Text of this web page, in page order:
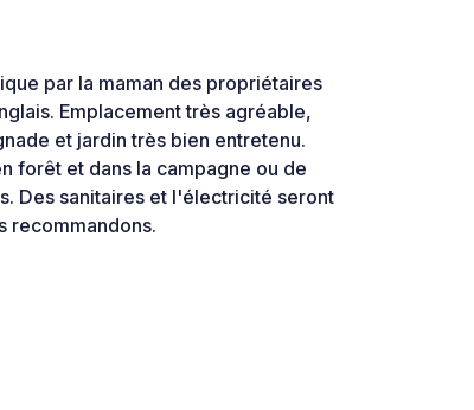
par la maman des propriétaires
Emplacement très agréable,
et jardin très bien entretenu.
forêt et dans la campagne ou de
Des sanitaires et l'électricité seront
recommandons.